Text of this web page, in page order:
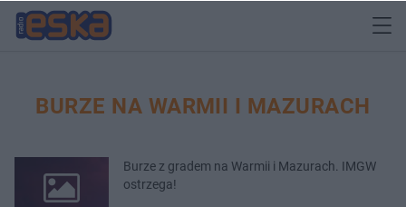
BURZE NA WARMII I MAZURACH
Burze z gradem na Warmii i Mazurach. IMGW
ostrzega!